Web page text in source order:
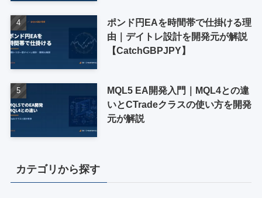
ポンド円EAを時間帯で仕掛ける理
由｜デイトレ設計を開発元が解説
【CatchGBPJPY】
MQL5 EA開発入門｜MQL4との違
いとCTradeクラスの使い方を開発
元が解説
カテゴリから探す